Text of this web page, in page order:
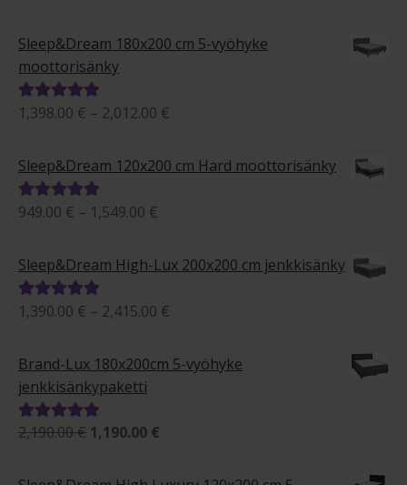
Sleep&Dream 180x200 cm 5-vyöhyke
moottorisänky
Arvostelu
1,398.00 € – 2,012.00 €
-
Sleep&Dream 120x200 cm Hard moottorisänky
Arvostelu
949.00 € – 1,549.00 €
Sleep&Dream High-Lux 200x200 cm jenkkisänky
Arvostelu
1,390.00 € – 2,415.00 €
-
2,415.00 €
Brand-Lux 180x200cm 5-vyöhyke
jenkkisänkypaketti
Arvostelu
5.00
/ 5
2,190.00€ Alkuperäinen
oli:
1,190.00 €
on: